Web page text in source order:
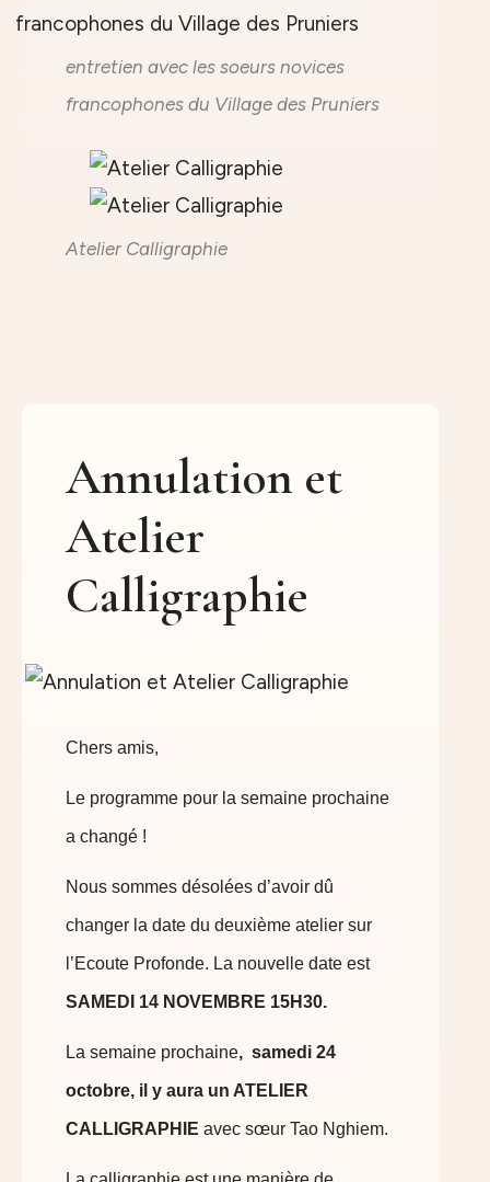
entretien avec les soeurs novices
francophones du Village des Pruniers
Atelier Calligraphie
Annulation et
Atelier
Calligraphie
Chers amis,
Le programme pour la semaine prochaine
a changé !
Nous sommes désolées d’avoir dû
changer la date du deuxième atelier sur
l’Ecoute Profonde. La nouvelle date est
SAMEDI 14 NOVEMBRE 15H30.
La semaine prochaine, samedi 24
octobre, il y aura un ATELIER
CALLIGRAPHIE avec sœur Tao Nghiem.